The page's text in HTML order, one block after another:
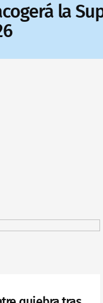
la